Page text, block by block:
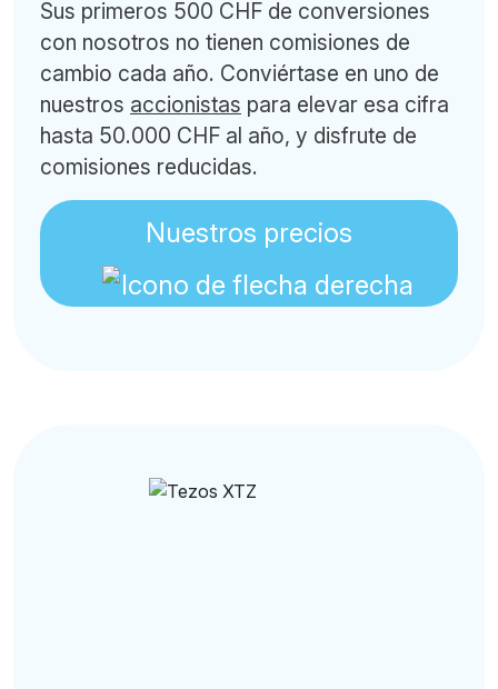
Sus primeros 500 CHF de conversiones
con nosotros no tienen comisiones de
cambio cada año. Conviértase en uno de
nuestros accionistas para elevar esa cifra
hasta 50.000 CHF al año, y disfrute de
comisiones reducidas.
Nuestros precios